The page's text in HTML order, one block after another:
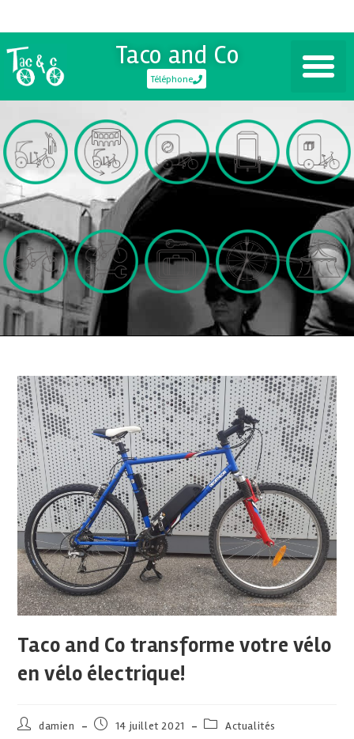
Taco and Co
Téléphone
Taco and Co transforme votre vélo
en vélo électrique!
damien 14 juillet 2021 Actualités